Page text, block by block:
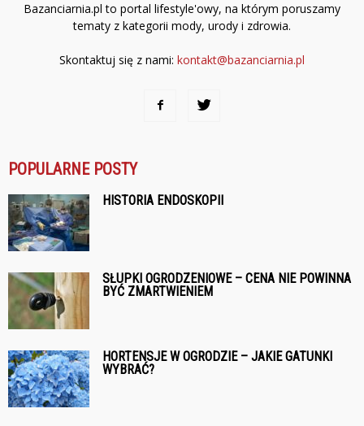
Bazanciarnia.pl to portal lifestyle'owy, na którym poruszamy
tematy z kategorii mody, urody i zdrowia.
Skontaktuj się z nami: kontakt@bazanciarnia.pl
POPULARNE POSTY
HISTORIA ENDOSKOPII
SŁUPKI OGRODZENIOWE – CENA NIE POWINNA
BYĆ ZMARTWIENIEM
HORTENSJE W OGRODZIE – JAKIE GATUNKI
WYBRAĆ?